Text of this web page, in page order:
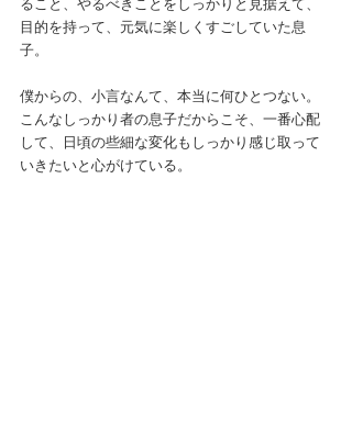
ること、やるべきことをしっかりと見据えて、
目的を持って、元気に楽しくすごしていた息
子。
僕からの、小言なんて、本当に何ひとつない。
こんなしっかり者の息子だからこそ、一番心配
して、日頃の些細な変化もしっかり感じ取って
いきたいと心がけている。